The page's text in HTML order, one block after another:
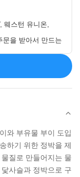
웨스턴 유니온,
문을 받아서 만드는
와 부유물 부이 도입
하기 위한 정박을 제
질로 만들어지는 물
사슬과 정박으로 구